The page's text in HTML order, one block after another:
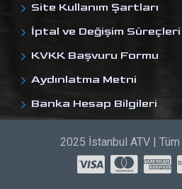
Site Kullanım Şartları
İptal ve Değişim Süreçleri
KVKK Başvuru Formu
Aydınlatma Metni
Banka Hesap Bilgileri
2025 İstanbul ATV | Tüm